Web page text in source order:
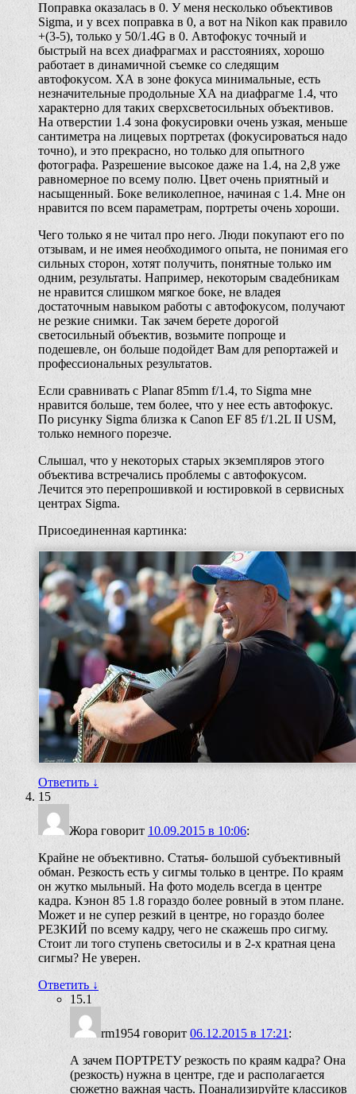
Поправка оказалась в 0. У меня несколько объективов
Sigma, и у всех поправка в 0, а вот на Nikon как правило
+(3-5), только у 50/1.4G в 0. Автофокус точный и
быстрый на всех диафрагмах и расстояниях, хорошо
работает в динамичной съемке со следящим
автофокусом. ХА в зоне фокуса минимальные, есть
незначительные продольные ХА на диафрагме 1.4, что
характерно для таких сверхсветосильных объективов.
На отверстии 1.4 зона фокусировки очень узкая, меньше
сантиметра на лицевых портретах (фокусироваться надо
точно), и это прекрасно, но только для опытного
фотографа. Разрешение высокое даже на 1.4, на 2,8 уже
равномерное по всему полю. Цвет очень приятный и
насыщенный. Боке великолепное, начиная с 1.4. Мне он
нравится по всем параметрам, портреты очень хороши.
Чего только я не читал про него. Люди покупают его по
отзывам, и не имея необходимого опыта, не понимая его
сильных сторон, хотят получить, понятные только им
одним, результаты. Например, некоторым свадебникам
не нравится слишком мягкое боке, не владея
достаточным навыком работы с автофокусом, получают
не резкие снимки. Так зачем берете дорогой
светосильный объектив, возьмите попроще и
подешевле, он больше подойдет Вам для репортажей и
профессиональных результатов.
Если сравнивать с Planar 85mm f/1.4, то Sigma мне
нравится больше, тем более, что у нее есть автофокус.
По рисунку Sigma близка к Canon EF 85 f/1.2L II USM,
только немного порезче.
Слышал, что у некоторых старых экземпляров этого
объектива встречались проблемы с автофокусом.
Лечится это перепрошивкой и юстировкой в сервисных
центрах Sigma.
Присоединенная картинка:
Ответить ↓
15
Жора говорит 10.09.2015 в 10:06:
Крайне не объективно. Статья- большой субъективный
обман. Резкость есть у сигмы только в центре. По краям
он жутко мыльный. На фото модель всегда в центре
кадра. Кэнон 85 1.8 гораздо более ровный в этом плане.
Может и не супер резкий в центре, но гораздо более
РЕЗКИЙ по всему кадру, чего не скажешь про сигму.
Стоит ли того ступень светосилы и в 2-х кратная цена
сигмы? Не уверен.
Ответить ↓
15.1
rm1954 говорит 06.12.2015 в 17:21 :
А зачем ПОРТРЕТУ резкость по краям кадра? Она
(резкость) нужна в центре, где и располагается
сюжетно важная часть. Поанализируйте классиков